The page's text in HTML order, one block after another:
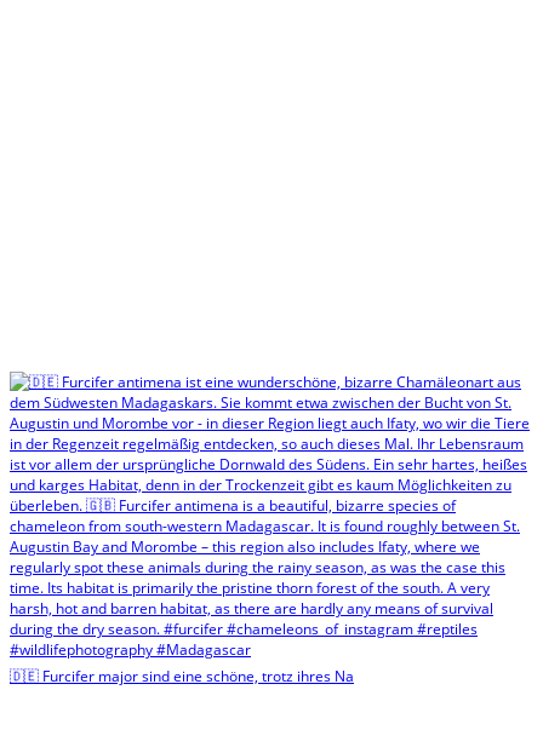
🇩🇪 Furcifer major sind eine schöne, trotz ihres Na